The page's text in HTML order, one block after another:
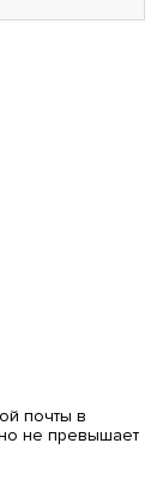
почты в
не превышает